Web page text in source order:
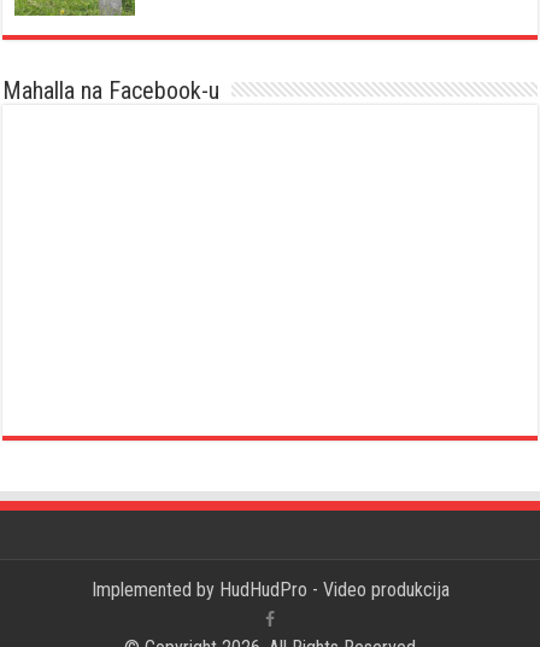
Mahalla na Facebook-u
Implemented by HudHudPro - Video produkcija